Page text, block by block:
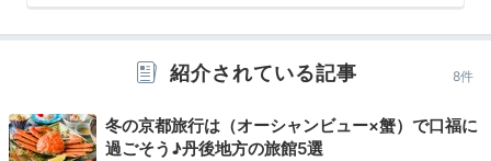
mipopo030
蟹のコースを頂きました。大変美味しく満足です。部屋
ただき、より美味しく感じられました。
紹介されている記事 8件
冬の京都旅行は（オーシャンビュー×蟹）で口福に
過ごそう♪丹後地方の旅館5選